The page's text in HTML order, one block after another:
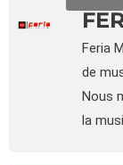
Feria
de
Nous
la